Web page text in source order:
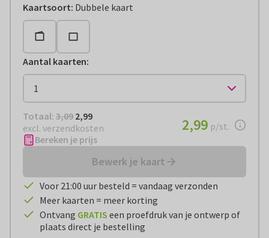
Kaartsoort: Dubbele kaart
Aantal kaarten:
Totaal: € 2,99
Totaal: 3,09 2,99
excl. verzendkosten
€ 2,99per stuk
2,99 p/st.
Bereken je prijs
Bewerk je kaart
Voor 21:00 uur besteld = vandaag verzonden
Meer kaarten = meer korting
Ontvang GRATIS een proefdruk van je ontwerp of
plaats direct je bestelling